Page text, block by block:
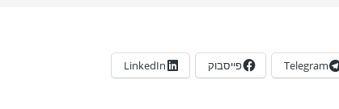
Telegram פייסבוק LinkedIn